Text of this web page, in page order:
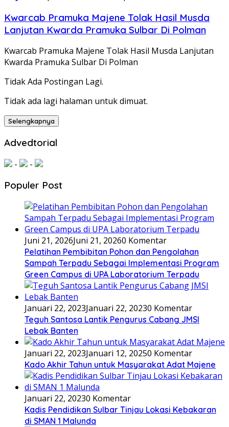
Kwarcab Pramuka Majene Tolak Hasil Musda
Lanjutan Kwarda Pramuka Sulbar Di Polman
Kwarcab Pramuka Majene Tolak Hasil Musda Lanjutan
Kwarda Pramuka Sulbar Di Polman
Tidak Ada Postingan Lagi.
Tidak ada lagi halaman untuk dimuat.
Selengkapnya
Advedtorial
- -
Populer Post
Juni 21, 2026Juni 21, 20260 Komentar
Pelatihan Pembibitan Pohon dan Pengolahan
Sampah Terpadu Sebagai Implementasi Program
Green Campus di UPA Laboratorium Terpadu
Januari 22, 2023Januari 22, 20230 Komentar
Teguh Santosa Lantik Pengurus Cabang JMSI
Lebak Banten
Januari 22, 2023Januari 12, 20250 Komentar
Kado Akhir Tahun untuk Masyarakat Adat Majene
Januari 22, 20230 Komentar
Kadis Pendidikan Sulbar Tinjau Lokasi Kebakaran
di SMAN 1 Malunda